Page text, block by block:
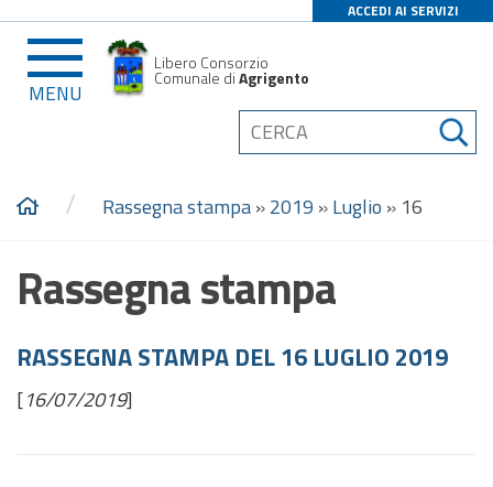
ACCEDI AI SERVIZI
MENU
Libero Consorzio
Comunale diAgrigento
/ Rassegna stampa»2019 »Luglio » 16
Rassegna stampa
RASSEGNA STAMPA DEL 16 LUGLIO 2019
[16/07/2019]